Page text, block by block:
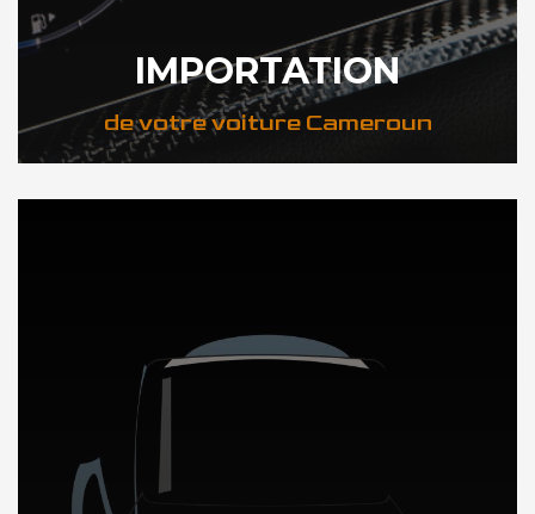
IMPORTATION
de votre voiture Cameroun
DÉCOUVREZ NOTRE IMPORTATION AUTO au Cameroun